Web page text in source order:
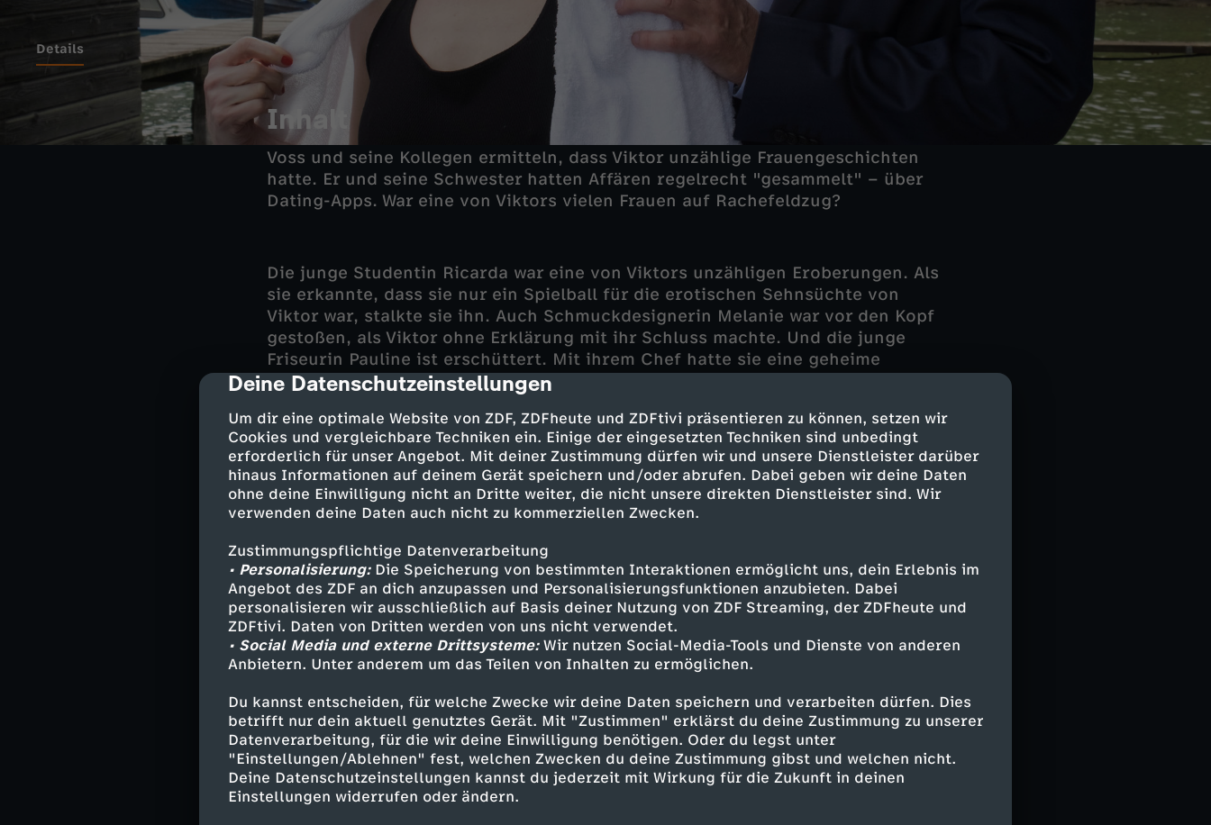
cmp-dialog-description
Deine Datenschutzeinstellungen
Um dir eine optimale Website von ZDF, ZDFheute und ZDFtivi präsentieren zu können, setzen wir
Cookies und vergleichbare Techniken ein. Einige der eingesetzten Techniken sind unbedingt
erforderlich für unser Angebot. Mit deiner Zustimmung dürfen wir und unsere Dienstleister darüber
hinaus Informationen auf deinem Gerät speichern und/oder abrufen. Dabei geben wir deine Daten
ohne deine Einwilligung nicht an Dritte weiter, die nicht unsere direkten Dienstleister sind. Wir
verwenden deine Daten auch nicht zu kommerziellen Zwecken.
Zustimmungspflichtige Datenverarbeitung
• Personalisierung:Die Speicherung von bestimmten Interaktionen ermöglicht uns, dein Erlebnis im
Angebot des ZDF an dich anzupassen und Personalisierungsfunktionen anzubieten. Dabei
personalisieren wir ausschließlich auf Basis deiner Nutzung von ZDF Streaming, der ZDFheute und
ZDFtivi. Daten von Dritten werden von uns nicht verwendet.
• Social Media und externe Drittsysteme:Wir nutzen Social-Media-Tools und Dienste von anderen
Anbietern. Unter anderem um das Teilen von Inhalten zu ermöglichen.
Du kannst entscheiden, für welche Zwecke wir deine Daten speichern und verarbeiten dürfen. Dies
betrifft nur dein aktuell genutztes Gerät. Mit "Zustimmen" erklärst du deine Zustimmung zu unserer
Datenverarbeitung, für die wir deine Einwilligung benötigen. Oder du legst unter
"Einstellungen/Ablehnen" fest, welchen Zwecken du deine Zustimmung gibst und welchen nicht.
Deine Datenschutzeinstellungen kannst du jederzeit mit Wirkung für die Zukunft in deinen
Einstellungen widerrufen oder ändern.
Details
Inhalt
Voss und seine Kollegen ermitteln, dass Viktor unzählige Frauengeschichten
hatte. Er und seine Schwester hatten Affären regelrecht "gesammelt" – über
Dating-Apps. War eine von Viktors vielen Frauen auf Rachefeldzug?
Die junge Studentin Ricarda war eine von Viktors unzähligen Eroberungen. Als
sie erkannte, dass sie nur ein Spielball für die erotischen Sehnsüchte von
Viktor war, stalkte sie ihn. Auch Schmuckdesignerin Melanie war vor den Kopf
gestoßen, als Viktor ohne Erklärung mit ihr Schluss machte. Und die junge
Friseurin Pauline ist erschüttert. Mit ihrem Chef hatte sie eine geheime
Vereinbarung getroffen, auf die sie und ihr Freund Stefan ihre ganze Zukunft
Hauptkommissar Voss erkennt, dass Viktor sterben musste, weil er sein Leben
ändern wollte, nach Sinn suchte - doch als Viktor ihn gefunden hatte, erwies
er sich im entscheidenden Moment als zu schwach.
Darsteller
Hauptkommissar Richard Voss - Jan-Gregor Kremp
Annabell Lorenz - Stephanie Stumph
Tom Kupfer - Ludwig Blochberger
Lennard "Lenny" Wandmann - Thimo Meitner
Dr. Franziska Sommerfeld - Christina Rainer
Nora Schubert - Franziska Petri
Justus Neumann - Anian Zollner
Bärendoktor - Karl Knaup
Viktor Schubert - Maik van Epple
Pauline - Anna Dietmann